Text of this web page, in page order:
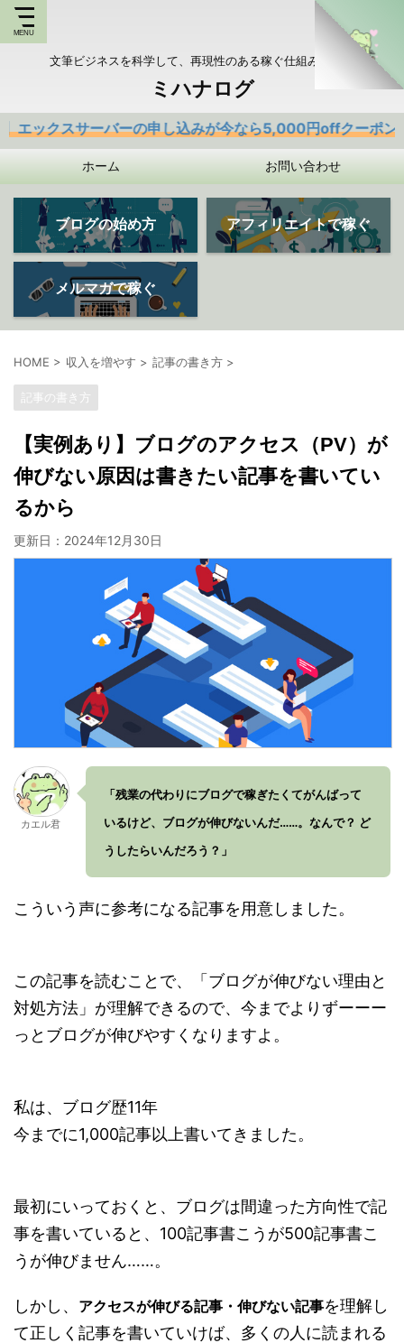
文筆ビジネスを科学して、再現性のある稼ぐ仕組みを持つ
ミハナログ
ーバーの申し込みが今なら5,000円offクーポンあり
ホーム お問い合わせ
ブログの始め方 アフィリエイトで稼ぐ
メルマガで稼ぐ
HOME > 収入を増やす > 記事の書き方 >
記事の書き方
【実例あり】ブログのアクセス（PV）が
伸びない原因は書きたい記事を書いてい
るから
更新日： 2024年12月30日
カエル君
「残業の代わりにブログで稼ぎたくてがんばって
いるけど、ブログが伸びないんだ……。なんで？ ど
うしたらいんだろう？」
こういう声に参考になる記事を用意しました。
この記事を読むことで、「ブログが伸びない理由と
対処方法」が理解できるので、今までよりずーーー
っとブログが伸びやすくなりますよ。
私は、ブログ歴11年
今までに1,000記事以上書いてきました。
最初にいっておくと、ブログは間違った方向性で記
事を書いていると、100記事書こうが500記事書こ
うが伸びません……。
しかし、 アクセスが伸びる記事・伸びない記事を理解し
て正しく記事を書いていけば、多くの人に読まれる